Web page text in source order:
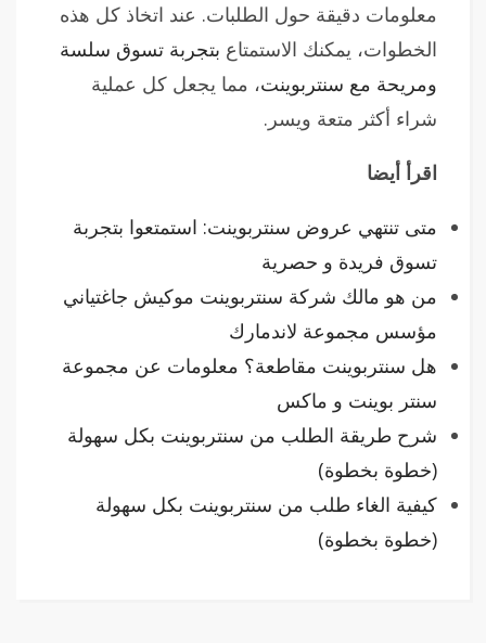
معلومات دقيقة حول الطلبات. عند اتخاذ كل هذه
الخطوات، يمكنك الاستمتاع بتجربة تسوق سلسة
ومريحة مع سنتربوينت، مما يجعل كل عملية
شراء أكثر متعة ويسر.
اقرأ أيضا
متى تنتهي عروض سنتربوينت: استمتعوا بتجربة
تسوق فريدة و حصرية
من هو مالك شركة سنتربوينت موكيش جاغتياني
مؤسس مجموعة لاندمارك
هل سنتربوينت مقاطعة؟ معلومات عن مجموعة
سنتر بوينت و ماكس
شرح طريقة الطلب من سنتربوينت بكل سهولة
(خطوة بخطوة)
كيفية الغاء طلب من سنتربوينت بكل سهولة
(خطوة بخطوة)